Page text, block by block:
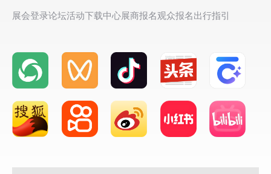
展会登录论坛活动下载中心展商报名观众报名出行指引